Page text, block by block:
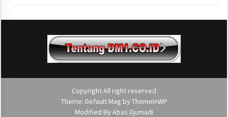
Copyright All right reserved
Theme: Default Mag by ThemeInWP
Modified By Abas Djumadi